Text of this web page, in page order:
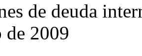
de deuda
de 2009